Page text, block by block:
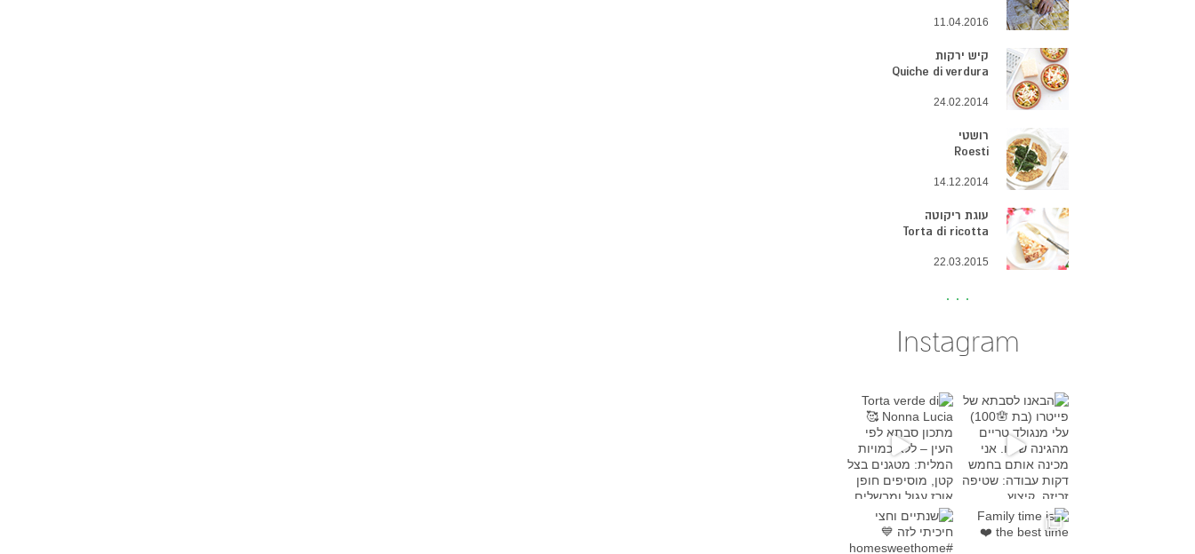
11.04.2016
קיש ירקות
Quiche di verdura
24.02.2014
רושטי
Roesti
14.12.2014
עוגת ריקוטה
Torta di ricotta
22.03.2015
Instagram
Torta verde di Nonna Lucia מתכון סבת
שנתיים וחצי חיכיתי לזה